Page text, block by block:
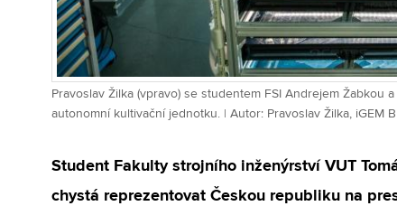
Pravoslav Žilka (vpravo) se studentem FSI Andrejem Žabkou
autonomní kultivační jednotku. | Autor: Pravoslav Žilka, iGEM
Student Fakulty strojního inženýrství VUT
chystá reprezentovat Českou republiku na